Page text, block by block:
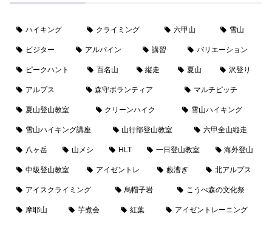
ハイキング クライミング 六甲山 雪山
ビジター アルパイン 講習 バリエーション
ピークハント 百名山 縦走 夏山 沢登り
アルプス 森守ボランティア マルチピッチ
夏山登山教室 クリーンハイク 雪山ハイキング
雪山ハイキング講座 山行部登山教室 六甲全山縦走
八ヶ岳 山メシ HLT 一日登山教室 海外登山
中級登山教室 アイゼントレ 藪漕ぎ 北アルプス
アイスクライミング 烏帽子岩 こうべ森の文化祭
摩耶山 芋煮会 紅葉 アイゼントレーニング